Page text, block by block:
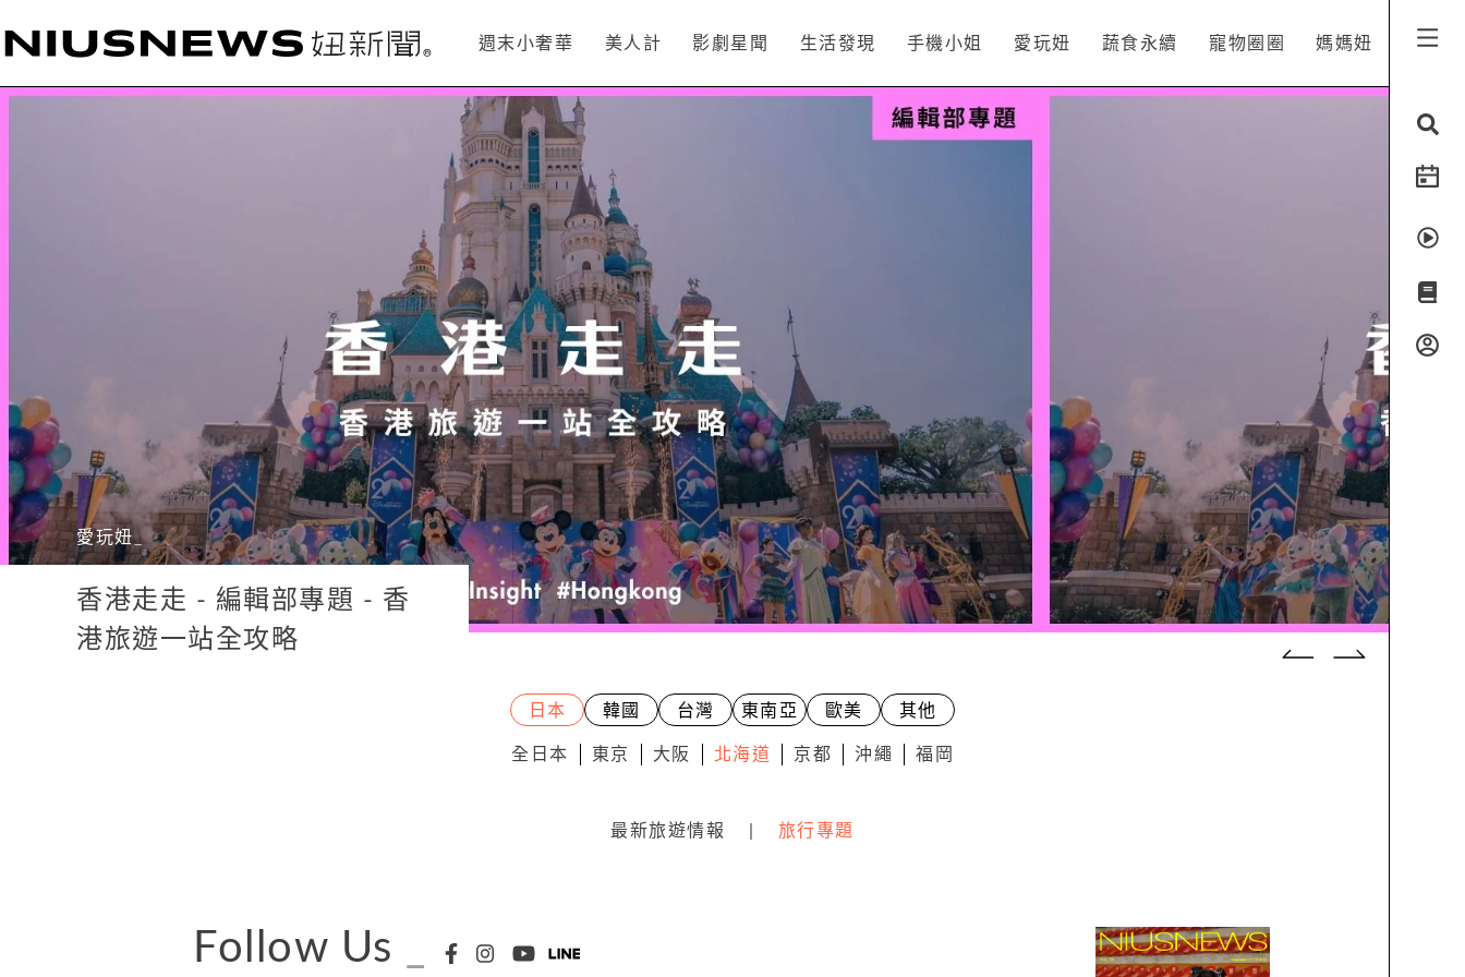
週末小奢華 美人計 影劇星聞 生活發現 手機小姐 愛玩妞 蔬食永續 寵物圈圈 媽媽妞
愛玩妞_
香港走走 - 編輯部專題 - 香
港旅遊一站全攻略
日本 韓國 台灣 東南亞 歐美 其他
全日本 東京 大阪 北海道 京都 沖繩 福岡
最新旅遊情報 旅行專題
Follow Us